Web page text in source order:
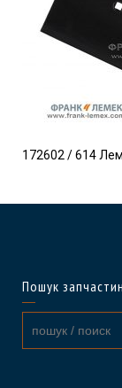
172602 / 614
Пошук